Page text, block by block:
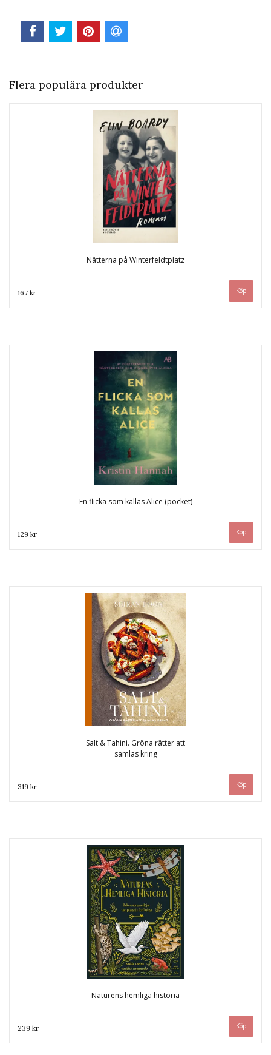
Flera populära produkter
Nätterna på Winterfeldtplatz
167 kr
En flicka som kallas Alice (pocket)
129 kr
Salt & Tahini. Gröna rätter att
samlas kring
319 kr
Naturens hemliga historia
239 kr